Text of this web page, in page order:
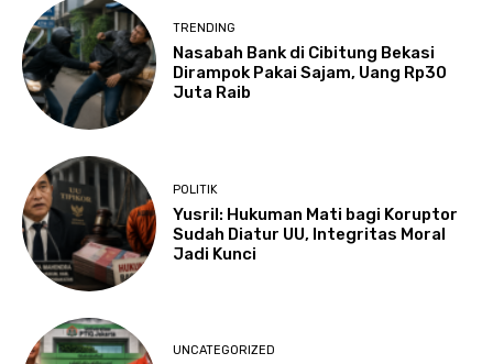
TRENDING
Nasabah Bank di Cibitung Bekasi
Dirampok Pakai Sajam, Uang Rp30
Juta Raib
POLITIK
Yusril: Hukuman Mati bagi Koruptor
Sudah Diatur UU, Integritas Moral
Jadi Kunci
UNCATEGORIZED